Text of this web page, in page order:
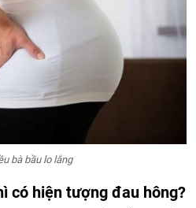
bà bầu lo lắng
có hiện tượng đau hông?